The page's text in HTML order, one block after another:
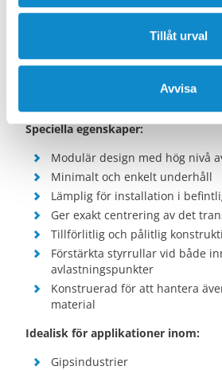
Tillåt urval
Avvisa
med olika specialiserade moduler,
Stödrullar utrustade med
Stötdämpande slagbalkar
Glidbalkar med keramisk
Speciella egenskaper:
Modulär design med hög nivå
Minimalt och enkelt underhåll
Lämplig för installation i
Ger exakt centrering av det
Tillförlitlig och pålitlig
Förstärkta styrrullar vid både
avlastningspunkter
Konstruerad för att hantera
material
Idealisk för applikationer inom:
Gipsindustrier